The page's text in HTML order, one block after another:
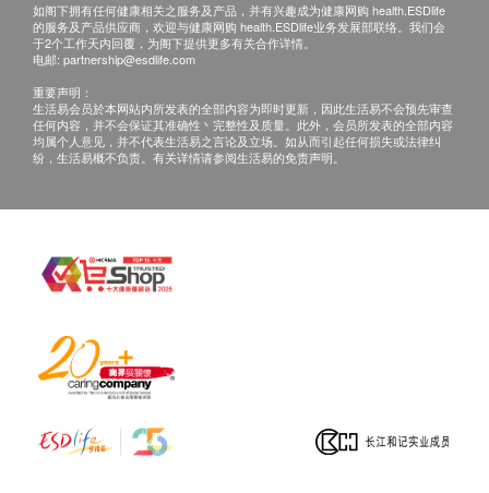
如阁下拥有任何健康相关之服务及产品，并有兴趣成为健康网购 health.ESDlife
的服务及产品供应商，欢迎与健康网购 health.ESDlife业务发展部联络。我们会
于2个工作天内回覆，为阁下提供更多有关合作详情。
电邮: partnership@esdlife.com
重要声明：
生活易会员於本网站内所发表的全部内容为即时更新，因此生活易不会预先审查
任何内容，并不会保证其准确性丶完整性及质量。此外，会员所发表的全部内容
均属个人意见，并不代表生活易之言论及立场。如从而引起任何损失或法律纠
纷，生活易概不负责。有关详情请参阅生活易的免责声明。